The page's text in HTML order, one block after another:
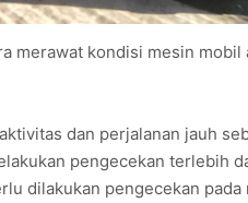
merawat kondisi mesin
dan perjalanan jauh
pengecekan terlebih
dilakukan pengecekan pada